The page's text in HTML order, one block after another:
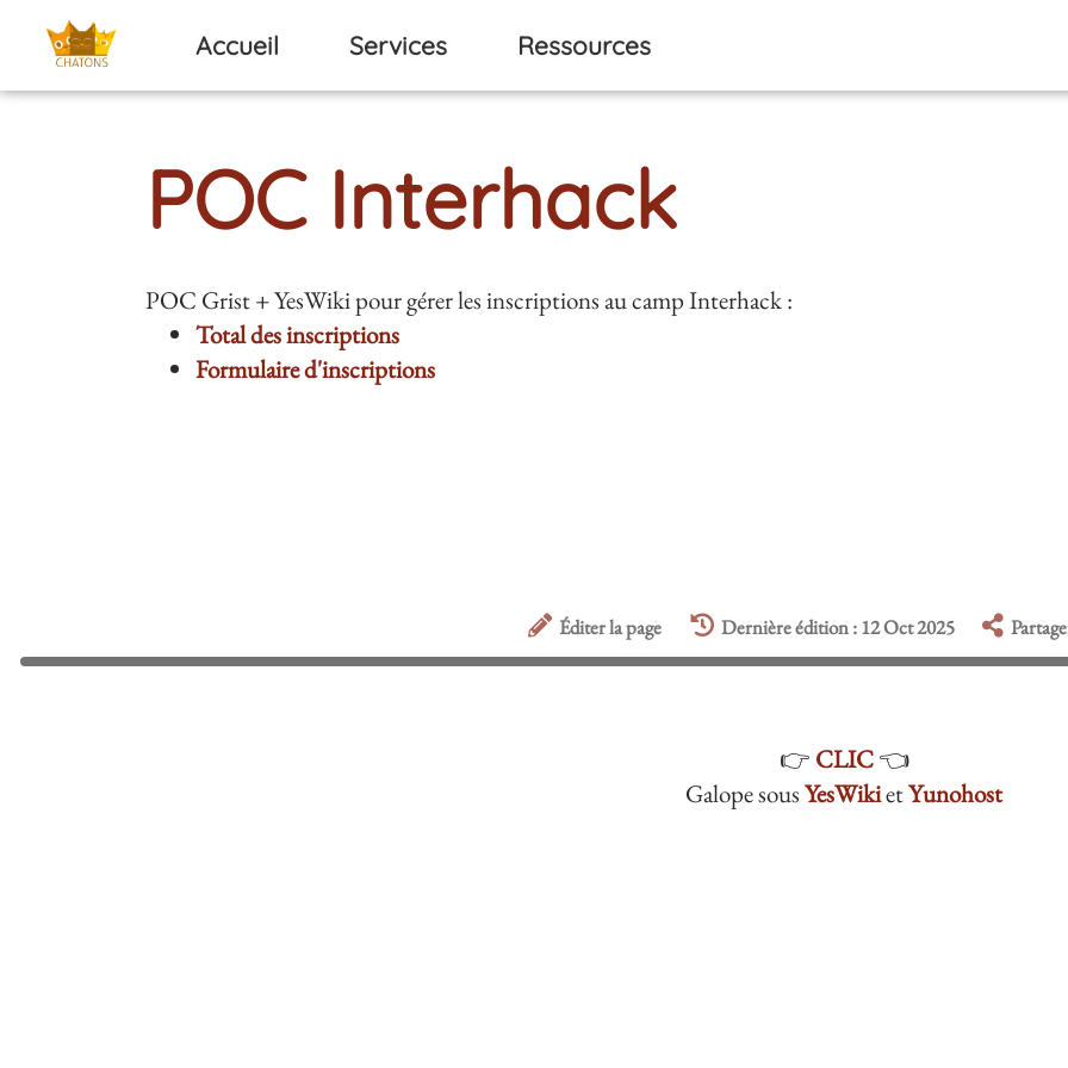
Aller au contenu principal
Accueil Services Ressources
POC Interhack
POC Grist + YesWiki pour gérer les inscriptions au camp Interhack :
Total des inscriptions
Formulaire d'inscriptions
Éditer la page Dernière édition : 12 Oct 2025
👉 CLIC👈
Galope sousYesWikietYunohost